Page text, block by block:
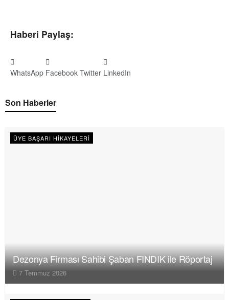
Haberi Paylaş:
WhatsApp Facebook Twitter LinkedIn
Son Haberler
ÜYE BAŞARI HIKAYELERI
Dezonya Firması Sahibi Şaban FINDIK ile Röportaj
7 Temmuz 2026